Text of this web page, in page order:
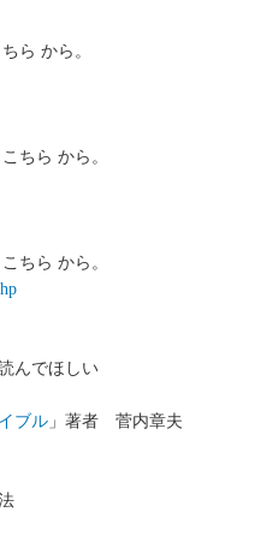
ら から。
ちら から。
ちら から。
んでほしい
ブル 」著者 菅内章夫